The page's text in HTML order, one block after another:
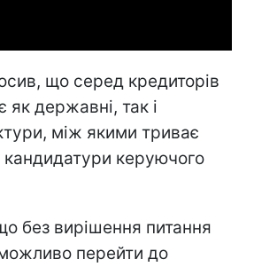
що серед кредиторів
як державні, так і
між якими триває
керуючого
без вирішення питання
перейти до